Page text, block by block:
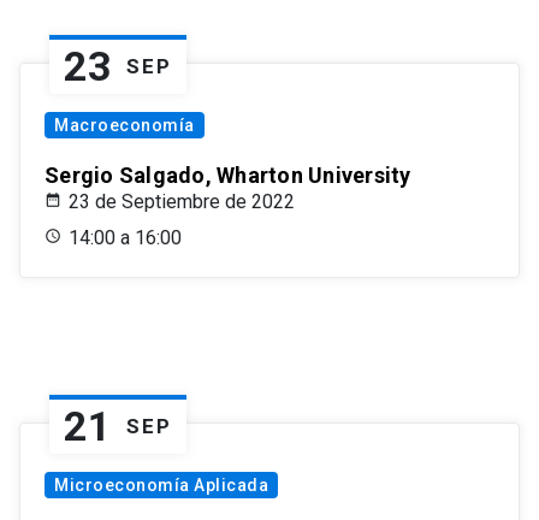
23 SEP
Macroeconomía
Sergio Salgado, Wharton University
23 de Septiembre de 2022
14:00 a 16:00
21 SEP
Microeconomía Aplicada